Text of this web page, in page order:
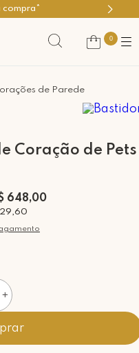
compra*
0
de Parede
Coração de Pets
648,00
+